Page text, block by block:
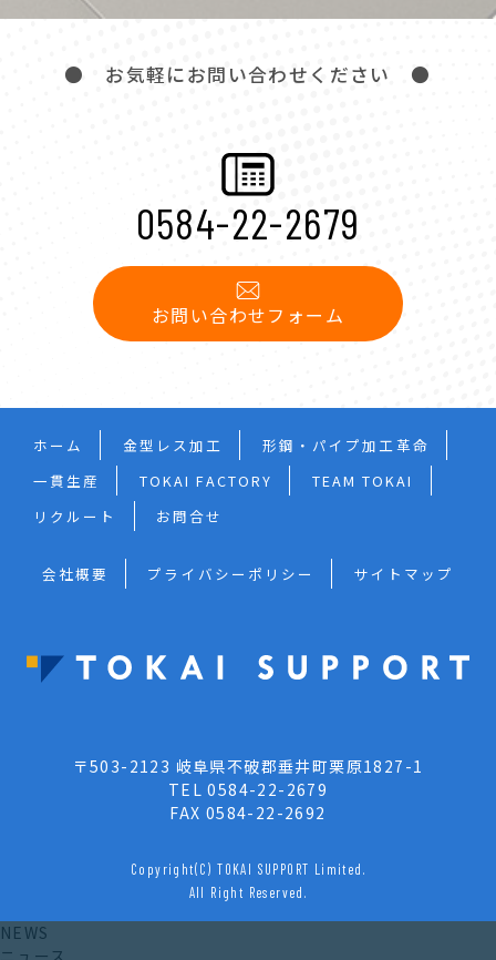
● お気軽にお問い合わせください ●
0584-22-2679
お問い合わせフォーム
ホーム 金型レス加工
形鋼・パイプ加工革命
一貫生産
TOKAI FACTORY
TEAM TOKAI
リクルート
お問合せ
会社概要 プライバシーポリシー サイトマップ
〒503-2123 岐阜県不破郡垂井町栗原1827-1
TEL 0584-22-2679
FAX 0584-22-2692
Copyright(C) TOKAI SUPPORT Limited.
All Right Reserved.
NEWS